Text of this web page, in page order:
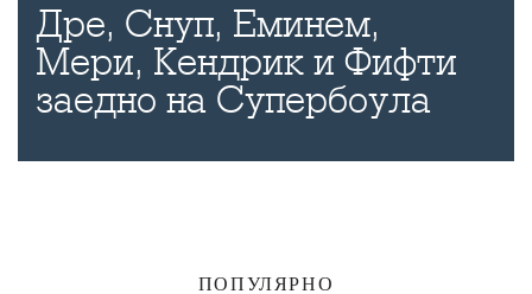
Дре, Снуп, Еминем,
Мери, Кендрик и Фифти
заедно на Супербоула
ПОПУЛЯРНО